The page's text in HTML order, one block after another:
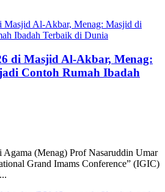
di Masjid Al-Akbar, Menag:
Contoh Rumah Ibadah
(Menag) Prof Nasaruddin Umar
Grand Imams Conference” (IGIC)